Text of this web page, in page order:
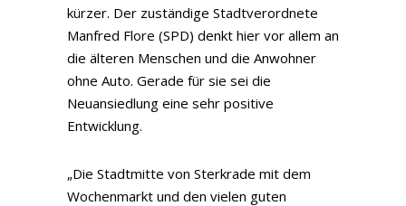
kürzer. Der zuständige Stadtverordnete
Manfred Flore (SPD) denkt hier vor allem an
die älteren Menschen und die Anwohner
ohne Auto. Gerade für sie sei die
Neuansiedlung eine sehr positive
Entwicklung.
„Die Stadtmitte von Sterkrade mit dem
Wochenmarkt und den vielen guten